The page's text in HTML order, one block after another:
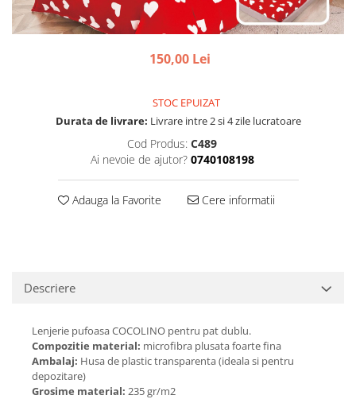
150,00 Lei
STOC EPUIZAT
Durata de livrare: Livrare intre 2 si 4 zile lucratoare
Cod Produs: C489
Ai nevoie de ajutor? 0740108198
Adauga la Favorite Cere informatii
Descriere
Lenjerie pufoasa COCOLINO pentru pat dublu.
Compozitie material: microfibra plusata foarte fina
Ambalaj: Husa de plastic transparenta (ideala si pentru
depozitare)
Grosime material: 235 gr/m2